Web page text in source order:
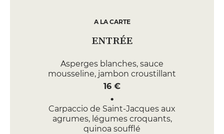
A LA CARTE
ENTRÉE
Asperges blanches, sauce
mousseline, jambon croustillant
16 €
Carpaccio de Saint-Jacques aux
agrumes, légumes croquants,
quinoa soufflé